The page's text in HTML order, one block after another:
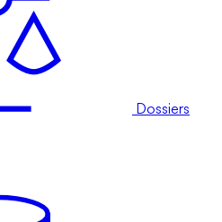
Dossiers